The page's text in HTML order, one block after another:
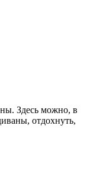
Здесь можно, в
отдохнуть,